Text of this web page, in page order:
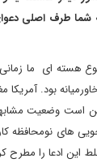
شما طرف اصلی
هسته ای ما
بود. آمریکا
است وضعیت
های نومحافظه
این ادعا را مطرح